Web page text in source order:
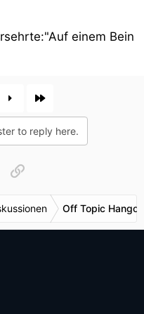
einem Bein
Last
to reply here.
E-Mail
Off Topic